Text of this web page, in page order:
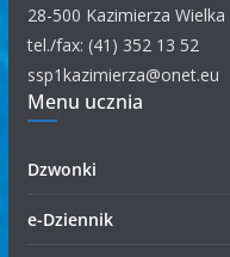
28-500 Kazimierza Wielka
tel./fax: (41) 352 13 52
ssp1kazimierza@onet.eu
Menu ucznia
Dzwonki
e-Dziennik